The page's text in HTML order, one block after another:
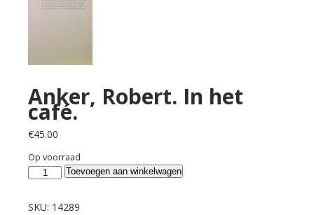
Anker, Robert. In het
café.
€45.00
Op voorraad
Anker,
In
Toevoegen aan winkelwagen
SKU: 14289